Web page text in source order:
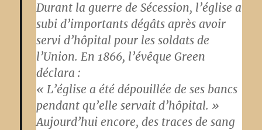
Durant la guerre de Sécession, l’église a
subi d’importants dégâts après avoir
servi d’hôpital pour les soldats de
l’Union. En 1866, l’évêque Green
déclara :
« L’église a été dépouillée de ses bancs
pendant qu’elle servait d’hôpital. »
Aujourd’hui encore, des traces de sang